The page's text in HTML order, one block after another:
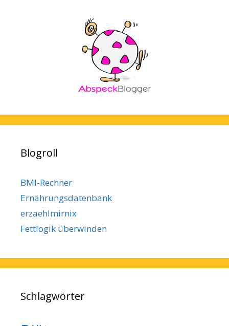
Blogroll
BMI-Rechner
Ernährungsdatenbank
erzaehlmirnix
Fettlogik überwinden
Schlagwörter